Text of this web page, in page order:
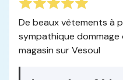
De beaux vêtements à
sympathique dommage
magasin sur Vesoul